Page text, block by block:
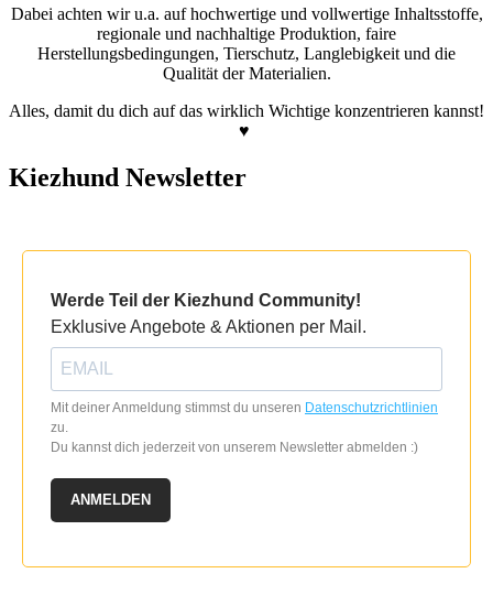
Dabei achten wir u.a. auf hochwertige und vollwertige Inhaltsstoffe,
regionale und nachhaltige Produktion, faire
Herstellungsbedingungen, Tierschutz, Langlebigkeit und die
Qualität der Materialien.
Alles, damit du dich auf das wirklich Wichtige konzentrieren kannst!
♥
Kiezhund Newsletter
Werde Teil der Kiezhund Community!
Exklusive Angebote & Aktionen per Mail.
Mit deiner Anmeldung stimmst du unseren Datenschutzrichtlinien
zu.
Du kannst dich jederzeit von unserem Newsletter abmelden :)
ANMELDEN